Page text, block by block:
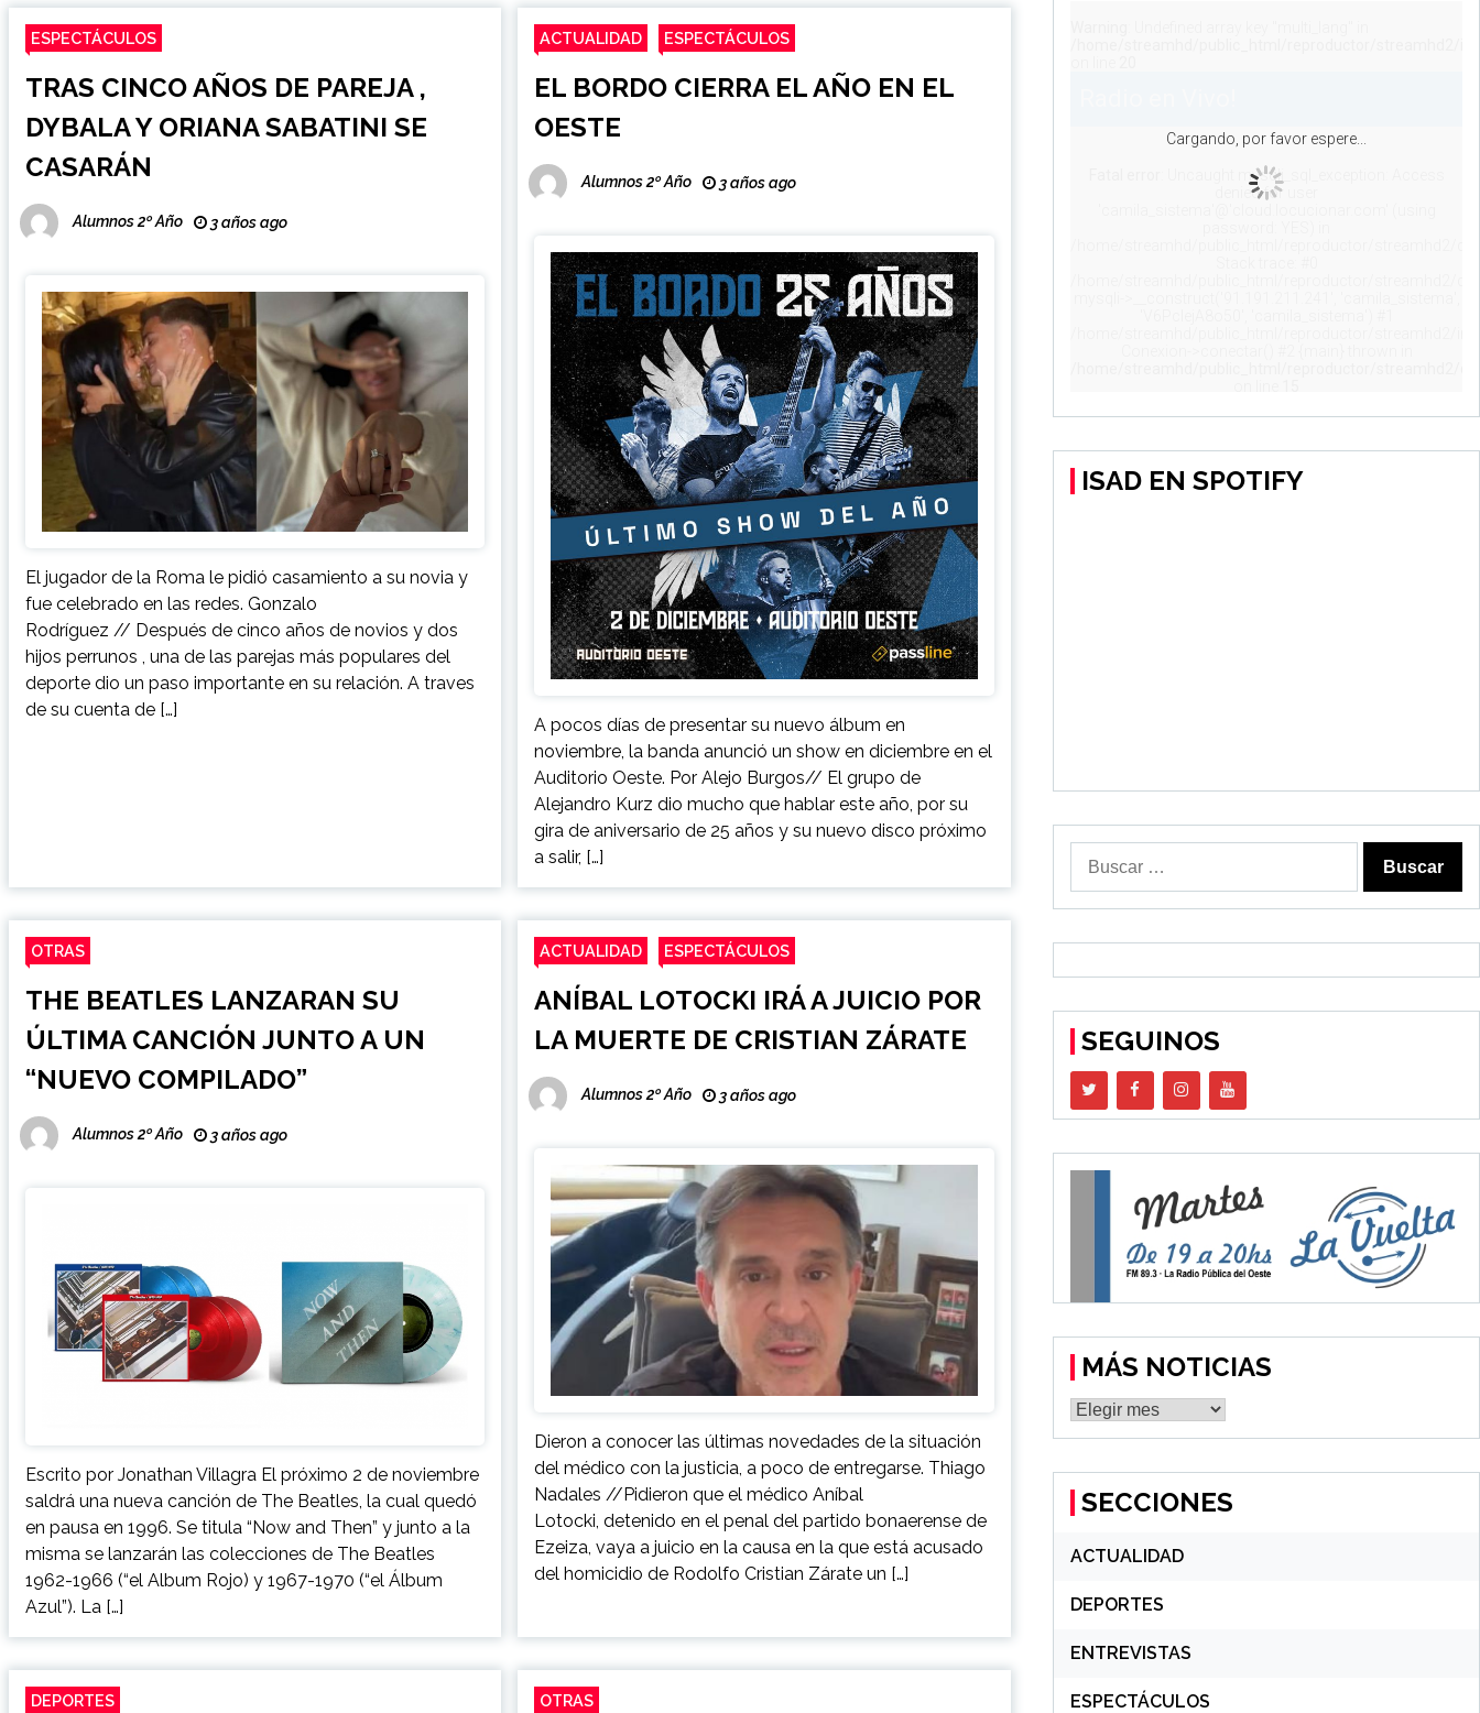
ESPECTÁCULOS
TRAS CINCO AÑOS DE PAREJA ,
DYBALA Y ORIANA SABATINI SE
CASARÁN
Alumnos 2º Año 3 años ago
El jugador de la Roma le pidió casamiento a su novia y
fue celebrado en las redes. Gonzalo
Rodríguez // Después de cinco años de novios y dos
hijos perrunos , una de las parejas más populares del
deporte dio un paso importante en su relación. A traves
de su cuenta de […]
ACTUALIDAD ESPECTÁCULOS
EL BORDO CIERRA EL AÑO EN EL
OESTE
Alumnos 2º Año 3 años ago
A pocos días de presentar su nuevo álbum en
noviembre, la banda anunció un show en diciembre en el
Auditorio Oeste. Por Alejo Burgos// El grupo de
Alejandro Kurz dio mucho que hablar este año, por su
gira de aniversario de 25 años y su nuevo disco próximo
a salir, […]
OTRAS
THE BEATLES LANZARAN SU
ÚLTIMA CANCIÓN JUNTO A UN
“NUEVO COMPILADO”
Alumnos 2º Año 3 años ago
Escrito por Jonathan Villagra El próximo 2 de noviembre
saldrá una nueva canción de The Beatles, la cual quedó
en pausa en 1996. Se titula “Now and Then” y junto a la
misma se lanzarán las colecciones de The Beatles
1962-1966 (“el Album Rojo) y 1967-1970 (“el Álbum
Azul”). La […]
ACTUALIDAD ESPECTÁCULOS
ANÍBAL LOTOCKI IRÁ A JUICIO POR
LA MUERTE DE CRISTIAN ZÁRATE
Alumnos 2º Año 3 años ago
Dieron a conocer las últimas novedades de la situación
del médico con la justicia, a poco de entregarse. Thiago
Nadales //Pidieron que el médico Aníbal
Lotocki, detenido en el penal del partido bonaerense de
Ezeiza, vaya a juicio en la causa en la que está acusado
del homicidio de Rodolfo Cristian Zárate un […]
DEPORTES OTRAS
ISAD EN SPOTIFY
SEGUINOS
MÁS NOTICIAS
MÁS
NOTICIAS
SECCIONES
ACTUALIDAD
DEPORTES
ENTREVISTAS
ESPECTÁCULOS